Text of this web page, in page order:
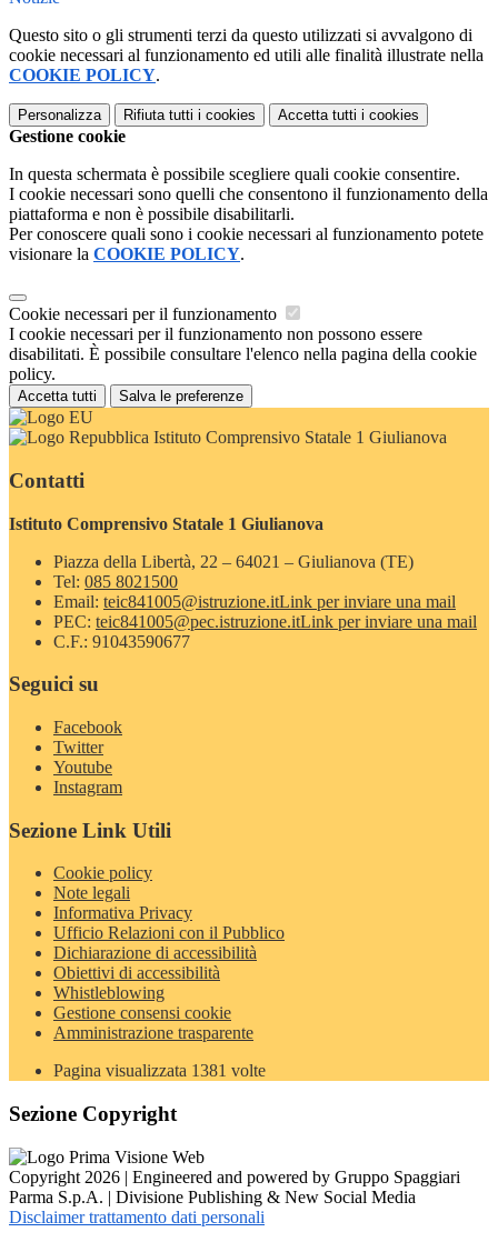
Questo sito o gli strumenti terzi da questo utilizzati si avvalgono di
cookie necessari al funzionamento ed utili alle finalità illustrate nella
COOKIE POLICY.
Personalizza Rifiuta tutti i cookies Accetta tutti i cookies
Gestione cookie
In questa schermata è possibile scegliere quali cookie consentire.
I cookie necessari sono quelli che consentono il funzionamento della
piattaforma e non è possibile disabilitarli.
Per conoscere quali sono i cookie necessari al funzionamento potete
visionare la COOKIE POLICY.
Cookie necessari per il funzionamento
I cookie necessari per il funzionamento non possono essere
disabilitati. È possibile consultare l'elenco nella pagina della cookie
policy.
Accetta tutti Salva le preferenze
Istituto Comprensivo Statale 1 Giulianova
Contatti
Istituto Comprensivo Statale 1 Giulianova
Piazza della Libertà, 22 – 64021 – Giulianova (TE)
Tel: 085 8021500
Email: teic841005@istruzione.itLink per inviare una mail
PEC: teic841005@pec.istruzione.itLink per inviare una mail
C.F.: 91043590677
Seguici su
Facebook
Twitter
Youtube
Instagram
Sezione Link Utili
Cookie policy
Note legali
Informativa Privacy
Ufficio Relazioni con il Pubblico
Dichiarazione di accessibilità
Obiettivi di accessibilità
Whistleblowing
Gestione consensi cookie
Amministrazione trasparente
Pagina visualizzata 1381 volte
Sezione Copyright
Copyright 2026 | Engineered and powered by Gruppo Spaggiari
Parma S.p.A. | Divisione Publishing & New Social Media
Disclaimer trattamento dati personali